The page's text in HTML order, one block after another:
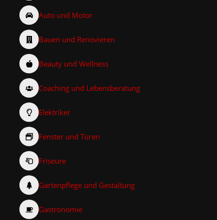
Auto und Motor
Bauen und Renovieren
Beauty und Wellness
Coaching und Lebensberatung
Elektriker
Fenster und Türen
Friseure
Gartenpflege und Gestaltung
Gastronomie